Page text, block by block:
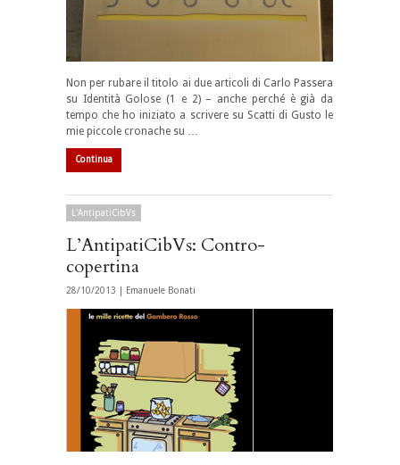
Non per rubare il titolo ai due articoli di Carlo Passera
su Identità Golose (1 e 2) – anche perché è già da
tempo che ho iniziato a scrivere su Scatti di Gusto le
mie piccole cronache su …
Continua
L'AntipatiCibVs
L’AntipatiCibVs: Contro-
copertina
28/10/2013 | Emanuele Bonati